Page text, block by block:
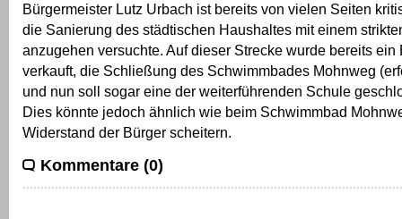
Bürgermeister Lutz Urbach ist bereits von vielen Seiten
die Sanierung des städtischen Haushaltes mit einem
anzugehen versuchte. Auf dieser Strecke wurde bereits ein
verkauft, die Schließung des Schwimmbades Mohnweg
und nun soll sogar eine der weiterführenden Schule
Dies könnte jedoch ähnlich wie beim Schwimmbad
Widerstand der Bürger scheitern.
Kommentare (0)